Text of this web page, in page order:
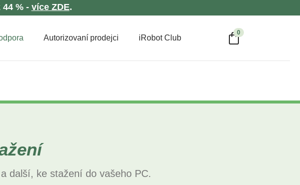
% - více ZDE.
Autorizovaní prodejci iRobot Club
0
další, ke stažení do vašeho PC.